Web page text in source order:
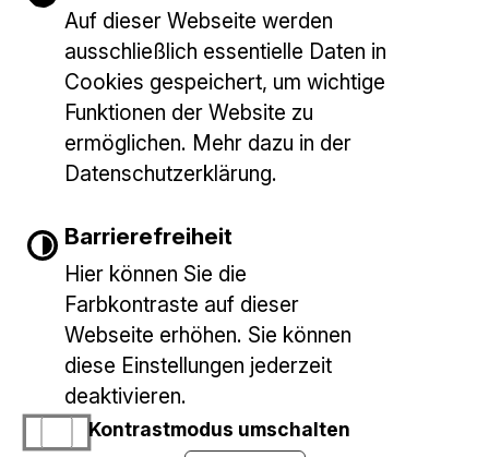
Auf dieser Webseite werden
ausschließlich essentielle Daten in
Cookies gespeichert, um wichtige
Funktionen der Website zu
ermöglichen. Mehr dazu in der
Datenschutzerklärung.
Barrierefreiheit
Hier können Sie die
Farbkontraste auf dieser
Webseite erhöhen. Sie können
diese Einstellungen jederzeit
deaktivieren.
Kontrastmodus umschalten
Stellv. Frau Wimmer
Fon: 07153 9427-0
19 Ergebnisse gefunden
02.08.2026 - Hundespielzeug
(Wurfknoten)